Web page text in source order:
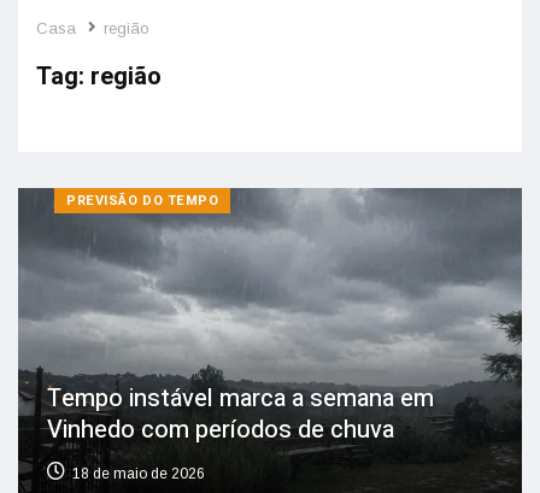
Casa região
Tag: região
PREVISÃO DO TEMPO
Tempo instável marca a semana em
Vinhedo com períodos de chuva
18 de maio de 2026